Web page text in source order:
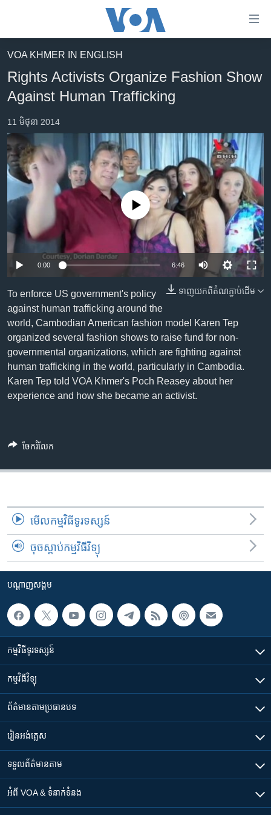
គេហទំព័រ​
រំលង​
និង​
ទៅ​​
ទំព័រ​
ព័ត៌មាន​​
តែ​
រំលង​
ចូល​
សម្ព័ន្ធ​
កាន់​
ទំព័រ​
អន្តរជាតិ
អាមេរិក
ហេឡូវីអូអេ
កម្ពុជាច្នៃប្រតិដ្ឋ
ព្រឹត្តិការណ៍ព័ត៌មាន
ទូរទស្សន៍ / វីដេអូ​
វិទ្យុ / ផតខាសថ៍
កម្មវិធីទាំងអស់
Khmer English
បណ្តាញ​សង្គម
ភាសា
VOA KHMER IN ENGLISH
Rights Activists Organize Fashion Show
Against Human Trafficking
11 មិថុនា 2014
No media source currently available
0:00 6:46
ទាញ​យក​ពី​តំណភ្ជាប់​ដើម
To enforce US government's policy
against human trafficking around the
world, Cambodian American fashion model Karen Tep
organized several fashion shows to raise fund for non-
governmental organizations, which are fighting against
human trafficking in the world, particularly in Cambodia.
Karen Tep told VOA Khmer's Poch Reasey about her
experience and how she became an activist.
ចែករំលែក
មើល​កម្មវិធី​ទូរទស្សន៍
ចុចស្តាប់កម្មវិធីវិទ្យុ
បណ្តាញ​សង្គម
កម្មវិធី​ទូរទស្សន៍
កម្មវិធី​វិទ្យុ
ព័ត៌មាន​តាមប្រធានបទ​
រៀន​​អង់គ្លេស
ទទួល​ព័ត៌មាន​តាម
អំពី​ VOA & ទំនាក់ទំនង